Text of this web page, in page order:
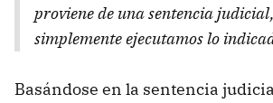
proviene de una sentencia
simplemente ejecutamos lo
Basándose en la sentencia